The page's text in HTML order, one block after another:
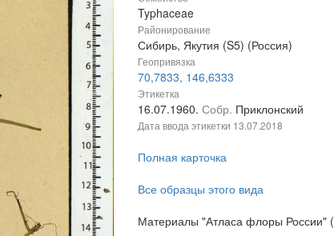
Typhaceae
Районирование
Сибирь, Якутия (S5) (Россия)
Геопривязка
70,7833, 146,6333
Этикетка
16.07.1960. Собр. Приклонский
Дата ввода этикетки 13.07.2018
Полная карточка
Все образцы этого вида
Материалы "Атласа флоры России" (